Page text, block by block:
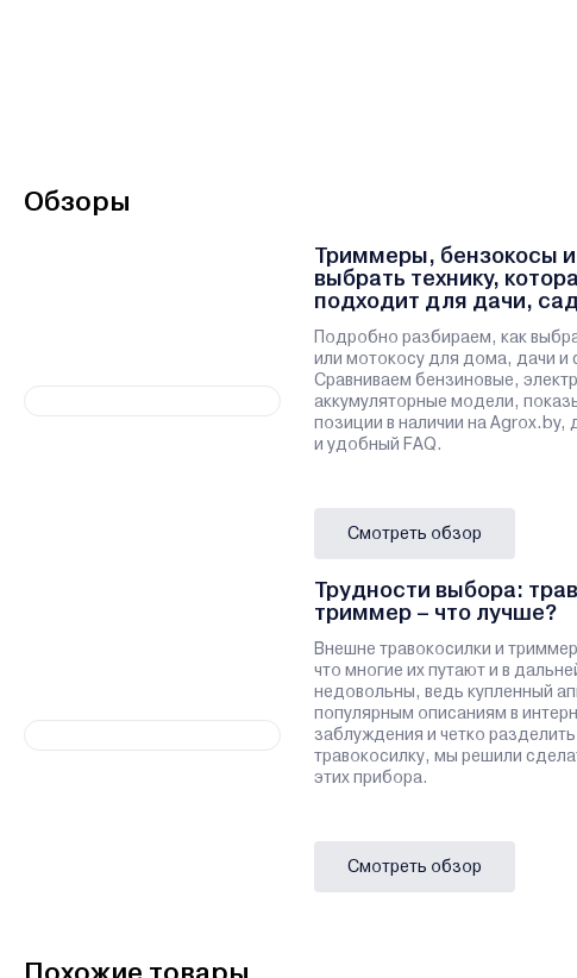
Обзоры
Триммеры, бензокосы
выбрать технику,
подходит для дачи,
участка
Подробно разбираем, как
или мотокосу для дома, дачи и
Сравниваем бензиновые,
аккумуляторные модели,
позиции в наличии на
и удобный FAQ.
Смотреть обзор
Трудности выбора:
триммер – что лучше?
Внешне травокосилки и
что многие их путают и в
недовольны, ведь купленный
популярным описаниям в
заблуждения и четко
травокосилку, мы решили
этих прибора.
Смотреть обзор